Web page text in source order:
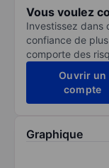
Vous voulez
Investissez dans
confiance de
comporte des
Ouvrir un
compte
Graphique